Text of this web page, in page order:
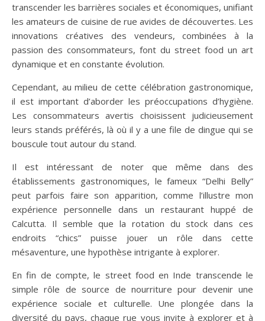
transcender les barrières sociales et économiques, unifiant
les amateurs de cuisine de rue avides de découvertes. Les
innovations créatives des vendeurs, combinées à la
passion des consommateurs, font du street food un art
dynamique et en constante évolution.
Cependant, au milieu de cette célébration gastronomique,
il est important d’aborder les préoccupations d’hygiène.
Les consommateurs avertis choisissent judicieusement
leurs stands préférés, là où il y a une file de dingue qui se
bouscule tout autour du stand.
Il est intéressant de noter que même dans des
établissements gastronomiques, le fameux “Delhi Belly”
peut parfois faire son apparition, comme l’illustre mon
expérience personnelle dans un restaurant huppé de
Calcutta. Il semble que la rotation du stock dans ces
endroits “chics” puisse jouer un rôle dans cette
mésaventure, une hypothèse intrigante à explorer.
En fin de compte, le street food en Inde transcende le
simple rôle de source de nourriture pour devenir une
expérience sociale et culturelle. Une plongée dans la
diversité du pays, chaque rue vous invite à explorer et à